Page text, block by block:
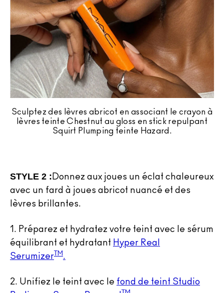
Sculptez des lèvres abricot en associant le crayon à
lèvres teinte Chestnut au gloss en stick repulpant
Squirt Plumping teinte Hazard.
STYLE 2 : Donnez aux joues un éclat chaleureux
avec un fard à joues abricot nuancé et des
lèvres brillantes.
1. Préparez et hydratez votre teint avec le sérum
équilibrant et hydratant Hyper Real
Serumizer TM .
2. Unifiez le teint avec le fond de teint Studio